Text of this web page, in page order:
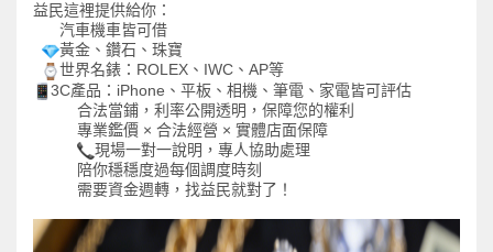
益民這裡提供給你：
汽車機車皆可借
黃金、鑽石、珠寶
世界名錶： ROLEX 、 IWC 、 AP等
3C產品： iPhone 、平板、相機、筆電、家電皆可評估
合法當鋪，利率公開透明，保障您的權利
專業鑑價 × 合法經營 × 實體店面保障
現場一對一說明，專人協助處理
陪你穩穩度過每個調度時刻
需要資金週轉，找益民就對了！